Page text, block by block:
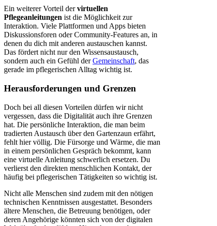
Ein weiterer Vorteil dervirtuellen
Pflegeanleitungen ist die Möglichkeit zur
Interaktion. Viele Plattformen und Apps bieten
Diskussionsforen oder Community-Features an, in
denen du dich mit anderen austauschen kannst.
Das fördert nicht nur den Wissensaustausch,
sondern auch ein Gefühl derGemeinschaft, das
gerade im pflegerischen Alltag wichtig ist.
Herausforderungen und Grenzen
Doch bei all diesen Vorteilen dürfen wir nicht
vergessen, dass die Digitalität auch ihre Grenzen
hat. Die persönliche Interaktion, die man beim
tradierten Austausch über den Gartenzaun erfährt,
fehlt hier völlig. Die Fürsorge und Wärme, die man
in einem persönlichen Gespräch bekommt, kann
eine virtuelle Anleitung schwerlich ersetzen. Du
verlierst den direkten menschlichen Kontakt, der
häufig bei pflegerischen Tätigkeiten so wichtig ist.
Nicht alle Menschen sind zudem mit den nötigen
technischen Kenntnissen ausgestattet. Besonders
ältere Menschen, die Betreuung benötigen, oder
deren Angehörige könnten sich von der digitalen